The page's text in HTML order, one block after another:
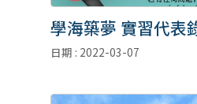
學海築夢 實習代表
日期 : 2022-03-07